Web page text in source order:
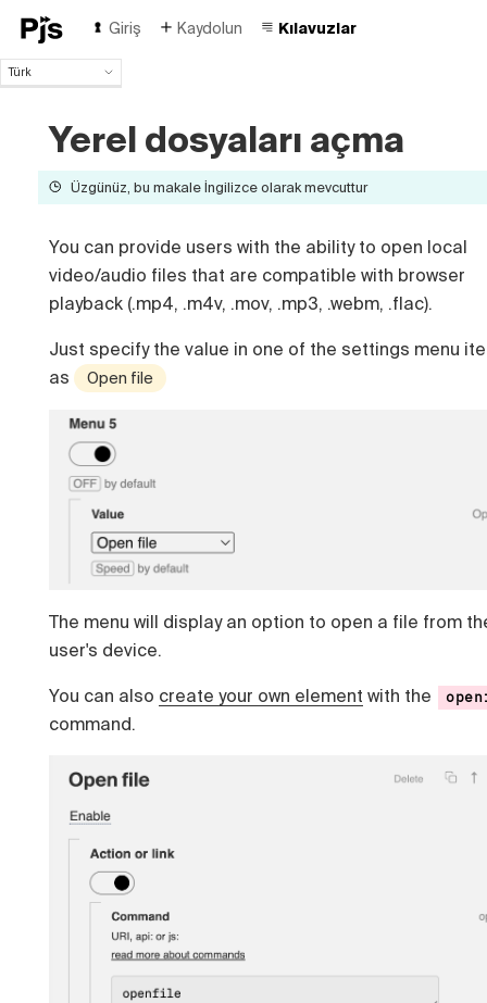
Giriş Kaydolun Kılavuzlar
Türk
Português (Brasil)
Deutsch
Italiano
Yerel dosyaları açma
Üzgünüz, bu makale İngilizce olarak mevcuttur
You can provide users with the ability to open local
video/audio files that are compatible with browser
playback (.mp4, .m4v, .mov, .mp3, .webm, .flac).
Just specify the value in one of the settings menu
as
Open file
The menu will display an option to open a file from
user's device.
You can also create your own element with the
command.